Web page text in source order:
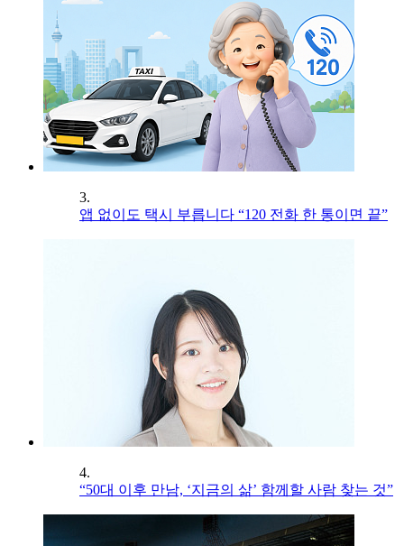
3.
앱 없이도 택시 부릅니다 “120 전화 한 통이면 끝”
4.
“50대 이후 만남, ‘지금의 삶’ 함께할 사람 찾는 것”